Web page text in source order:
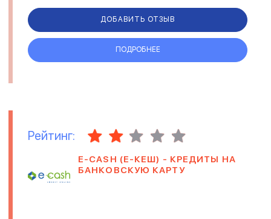
всех этапах оформления, сохран...
ДОБАВИТЬ ОТЗЫВ
ПОДРОБНЕЕ
Рейтинг:
Е-CASH (Е-КЕШ) - КРЕДИТЫ НА
БАНКОВСКУЮ КАРТУ